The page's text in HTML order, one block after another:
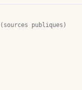
publiques)